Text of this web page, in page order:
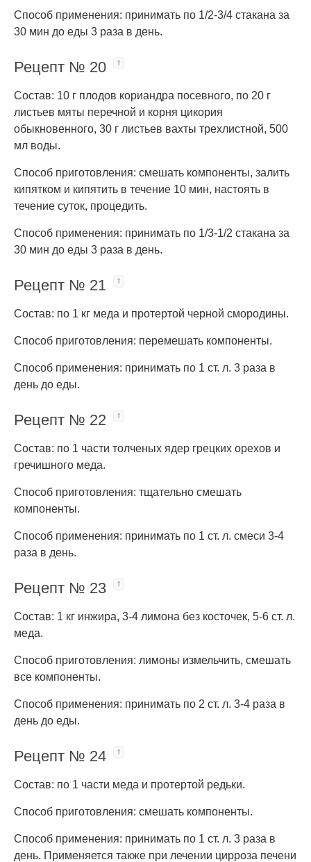
Способ применения: принимать по 1/2-3/4 стакана за
30 мин до еды 3 раза в день.
Рецепт № 20
Состав: 10 г плодов кориандра посевного, по 20 г
листьев мяты перечной и корня цикория
обыкновенного, 30 г листьев вахты трехлистной, 500
мл воды.
Способ приготовления: смешать компоненты, залить
кипятком и кипятить в течение 10 мин, настоять в
течение суток, процедить.
Способ применения: принимать по 1/3-1/2 стакана за
30 мин до еды 3 раза в день.
Рецепт № 21
Состав: по 1 кг меда и протертой черной смородины.
Способ приготовления: перемешать компоненты.
Способ применения: принимать по 1 ст. л. 3 раза в
день до еды.
Рецепт № 22
Состав: по 1 части толченых ядер грецких орехов и
гречишного меда.
Способ приготовления: тщательно смешать
компоненты.
Способ применения: принимать по 1 ст. л. смеси 3-4
раза в день.
Рецепт № 23
Состав: 1 кг инжира, 3-4 лимона без косточек, 5-6 ст. л.
меда.
Способ приготовления: лимоны измельчить, смешать
все компоненты.
Способ применения: принимать по 2 ст. л. 3-4 раза в
день до еды.
Рецепт № 24
Состав: по 1 части меда и протертой редьки.
Способ приготовления: смешать компоненты.
Способ применения: принимать по 1 ст. л. 3 раза в
день. Применяется также при лечении цирроза печени